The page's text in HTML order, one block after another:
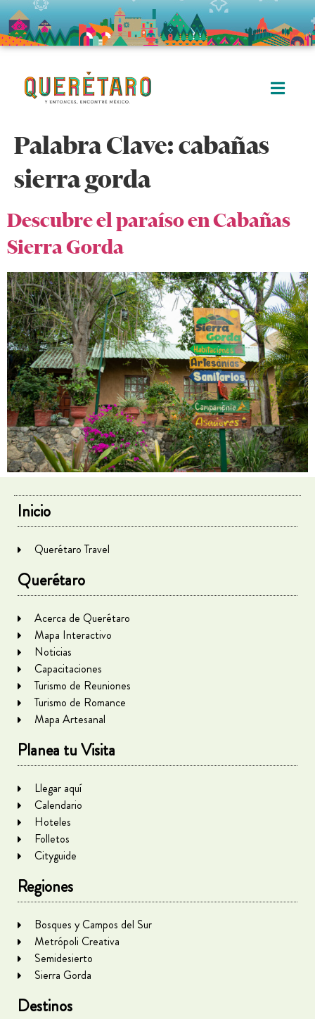
Palabra Clave:cabañas
sierra gorda
Descubre el paraíso en Cabañas
Sierra Gorda
Inicio
Querétaro Travel
Querétaro
Acerca de Querétaro
Mapa Interactivo
Noticias
Capacitaciones
Turismo de Reuniones
Turismo de Romance
Mapa Artesanal
Planea tu Visita
Llegar aquí
Calendario
Hoteles
Folletos
Cityguide
Regiones
Bosques y Campos del Sur
Metrópoli Creativa
Semidesierto
Sierra Gorda
Destinos